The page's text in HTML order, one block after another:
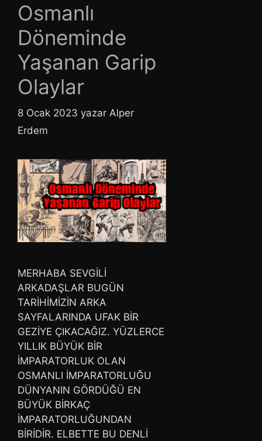
Osmanlı
Döneminde
Yaşanan Garip
Olaylar
8 Ocak 2023 yazar Alper
Erdem
MERHABA SEVGİLİ
ARKADAŞLAR BUGÜN
TARİHİMİZİN ARKA
SAYFALARINDA UFAK BİR
GEZİYE ÇIKACAĞIZ. YÜZLERCE
YILLIK BÜYÜK BİR
İMPARATORLUK OLAN
OSMANLI İMPARATORLUĞU
DÜNYANIN GÖRDÜĞÜ EN
BÜYÜK BİRKAÇ
İMPARATORLUĞUNDAN
BİRİDİR. ELBETTE BU DENLİ